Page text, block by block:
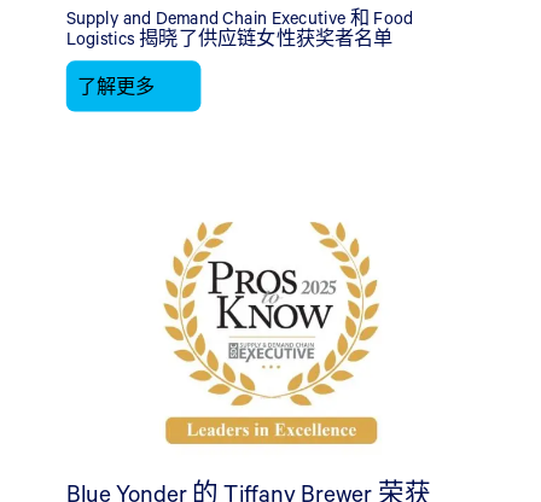
Supply and Demand Chain Executive 和 Food
Logistics 揭晓了供应链女性获奖者名单
了解更多
Blue Yonder 的 Tiffany Brewer 荣获